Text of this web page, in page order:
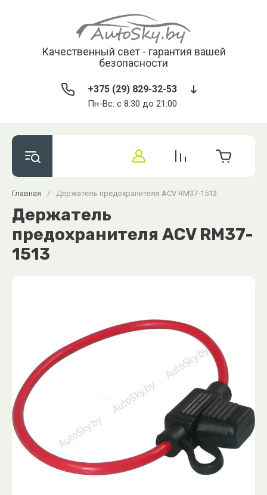
Качественный свет - гарантия вашей
безопасности
+375 (29) 829-32-53
Пн-Вс: с 8:30 до 21:00
Главная / Держатель предохранителя ACV RM37-1513
Держатель
предохранителя ACV RM37-
1513